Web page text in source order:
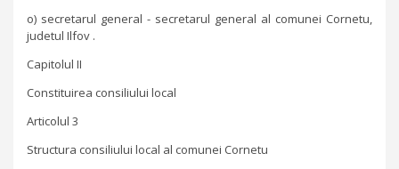
o) secretarul general - secretarul general al comunei Cornetu,
judetul Ilfov .
Capitolul II
Constituirea consiliului local
Articolul 3
Structura consiliului local al comunei Cornetu